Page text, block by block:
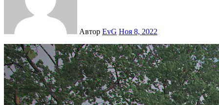
Автор EvG Ноя 8, 2022